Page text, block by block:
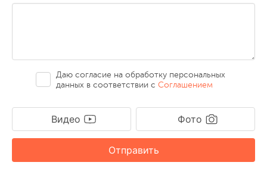
Даю согласие на обработку персональных
данных в соответствии сСоглашением
Видео Фото
Отправить